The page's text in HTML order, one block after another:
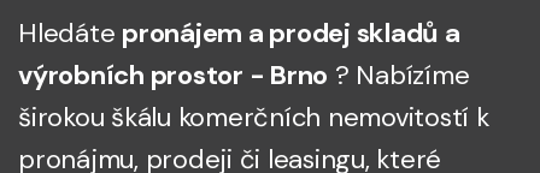
Hledáte pronájem a prodej skladů a
výrobních prostor - Brno ? Nabízíme
širokou škálu komerčních nemovitostí k
pronájmu, prodeji či leasingu, které